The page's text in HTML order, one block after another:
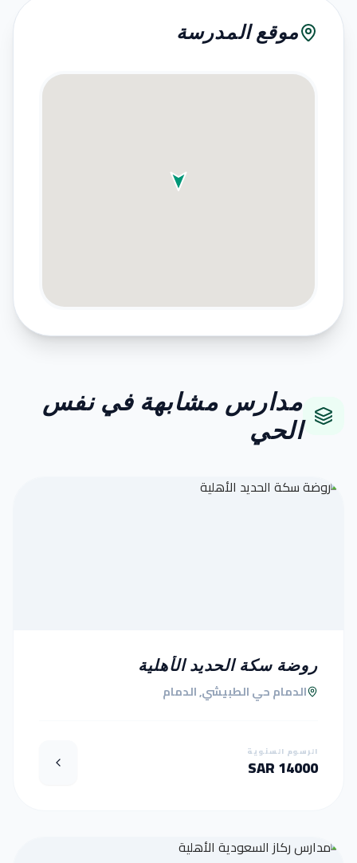
موقع المدرسة
مدارس مشابهة في نفس
الحي
روضة سكة الحديد الأهلية
الدمام حي الطبيشي, الدمام
الرسوم السنوية
14000 SAR